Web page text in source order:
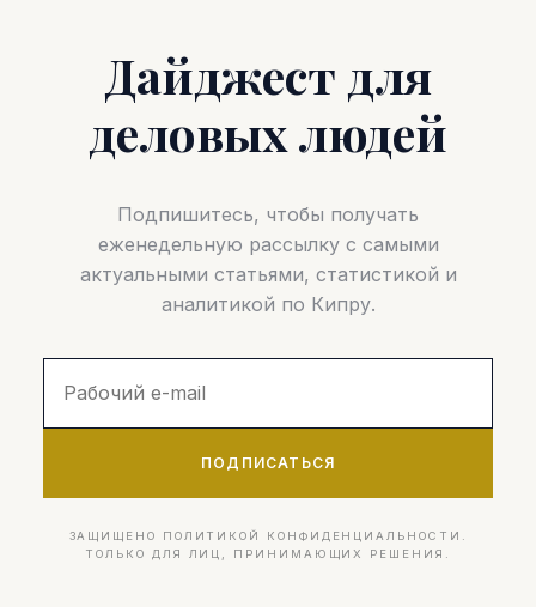
Дайджест для
деловых людей
Подпишитесь, чтобы получать
еженедельную рассылку с самыми
актуальными статьями, статистикой и
аналитикой по Кипру.
ПОДПИСАТЬСЯ
ЗАЩИЩЕНО ПОЛИТИКОЙ КОНФИДЕНЦИАЛЬНОСТИ.
ТОЛЬКО ДЛЯ ЛИЦ, ПРИНИМАЮЩИХ РЕШЕНИЯ.